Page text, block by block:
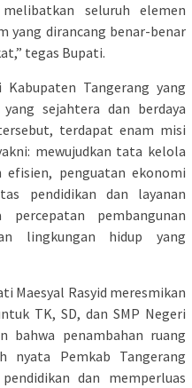
seluruh elemen
yang dirancang benar-benar
tegas Bupati.
Tangerang yang
sejahtera dan berdaya
terdapat enam misi
mewujudkan tata kelola
penguatan ekonomi
pendidikan dan layanan
pembangunan
lingkungan hidup yang
Maesyal Rasyid meresmikan
TK, SD, dan SMP Negeri
bahwa penambahan ruang
nyata Pemkab Tangerang
dan memperluas